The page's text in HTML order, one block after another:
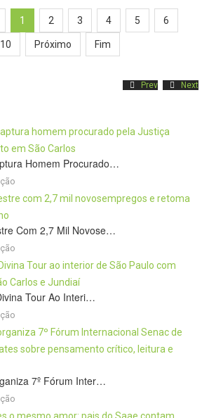
1 2 3 4 5 6
10 Próximo Fim
Prev Next
Homem Procurado…
Com 2,7 Mil Novose…
Tour Ao Interi…
7º Fórum Inter…